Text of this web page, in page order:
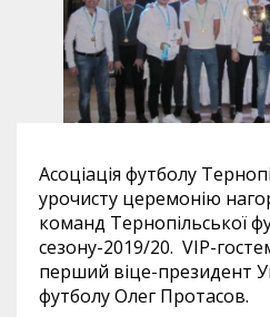
Асоціація футболу
урочисту церемонію
команд Тернопільської
сезону-2019/20. VIP-
перший віце-президент
футболу Олег Протасов.